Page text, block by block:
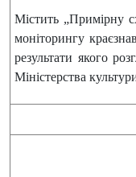
Містить „Примірну
моніторингу
результати якого
Міністерства